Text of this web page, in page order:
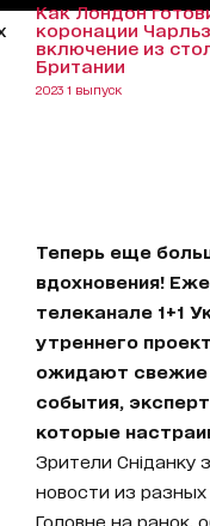
Как Лондон
коронации Чарльза
включение из
Британии
2023 1 выпуск
Теперь еще
вдохновения!
телеканале 1+1
утреннего
ожидают свежие
события,
которые
Зрители Сніданку
новости из разных
Головне на ранок,